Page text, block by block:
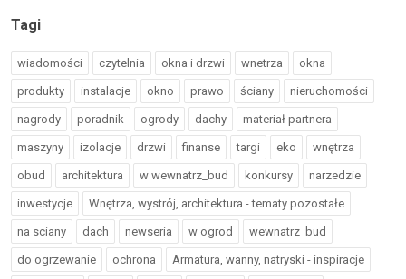
Tagi
wiadomości czytelnia okna i drzwi wnetrza okna
produkty instalacje okno prawo ściany nieruchomości
nagrody poradnik ogrody dachy materiał partnera
maszyny izolacje drzwi finanse targi eko wnętrza
obud architektura w wewnatrz_bud konkursy narzedzie
inwestycje Wnętrza, wystrój, architektura - tematy pozostałe
na sciany dach newseria w ogrod wewnatrz_bud
do ogrzewanie ochrona Armatura, wanny, natryski - inspiracje